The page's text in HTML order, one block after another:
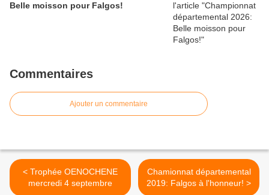
Belle moisson pour Falgos!
Commentaires
Ajouter un commentaire
< Trophée OENOCHENE
mercredi 4 septembre
Chamionnat départemental
2019: Falgos à l'honneur! >